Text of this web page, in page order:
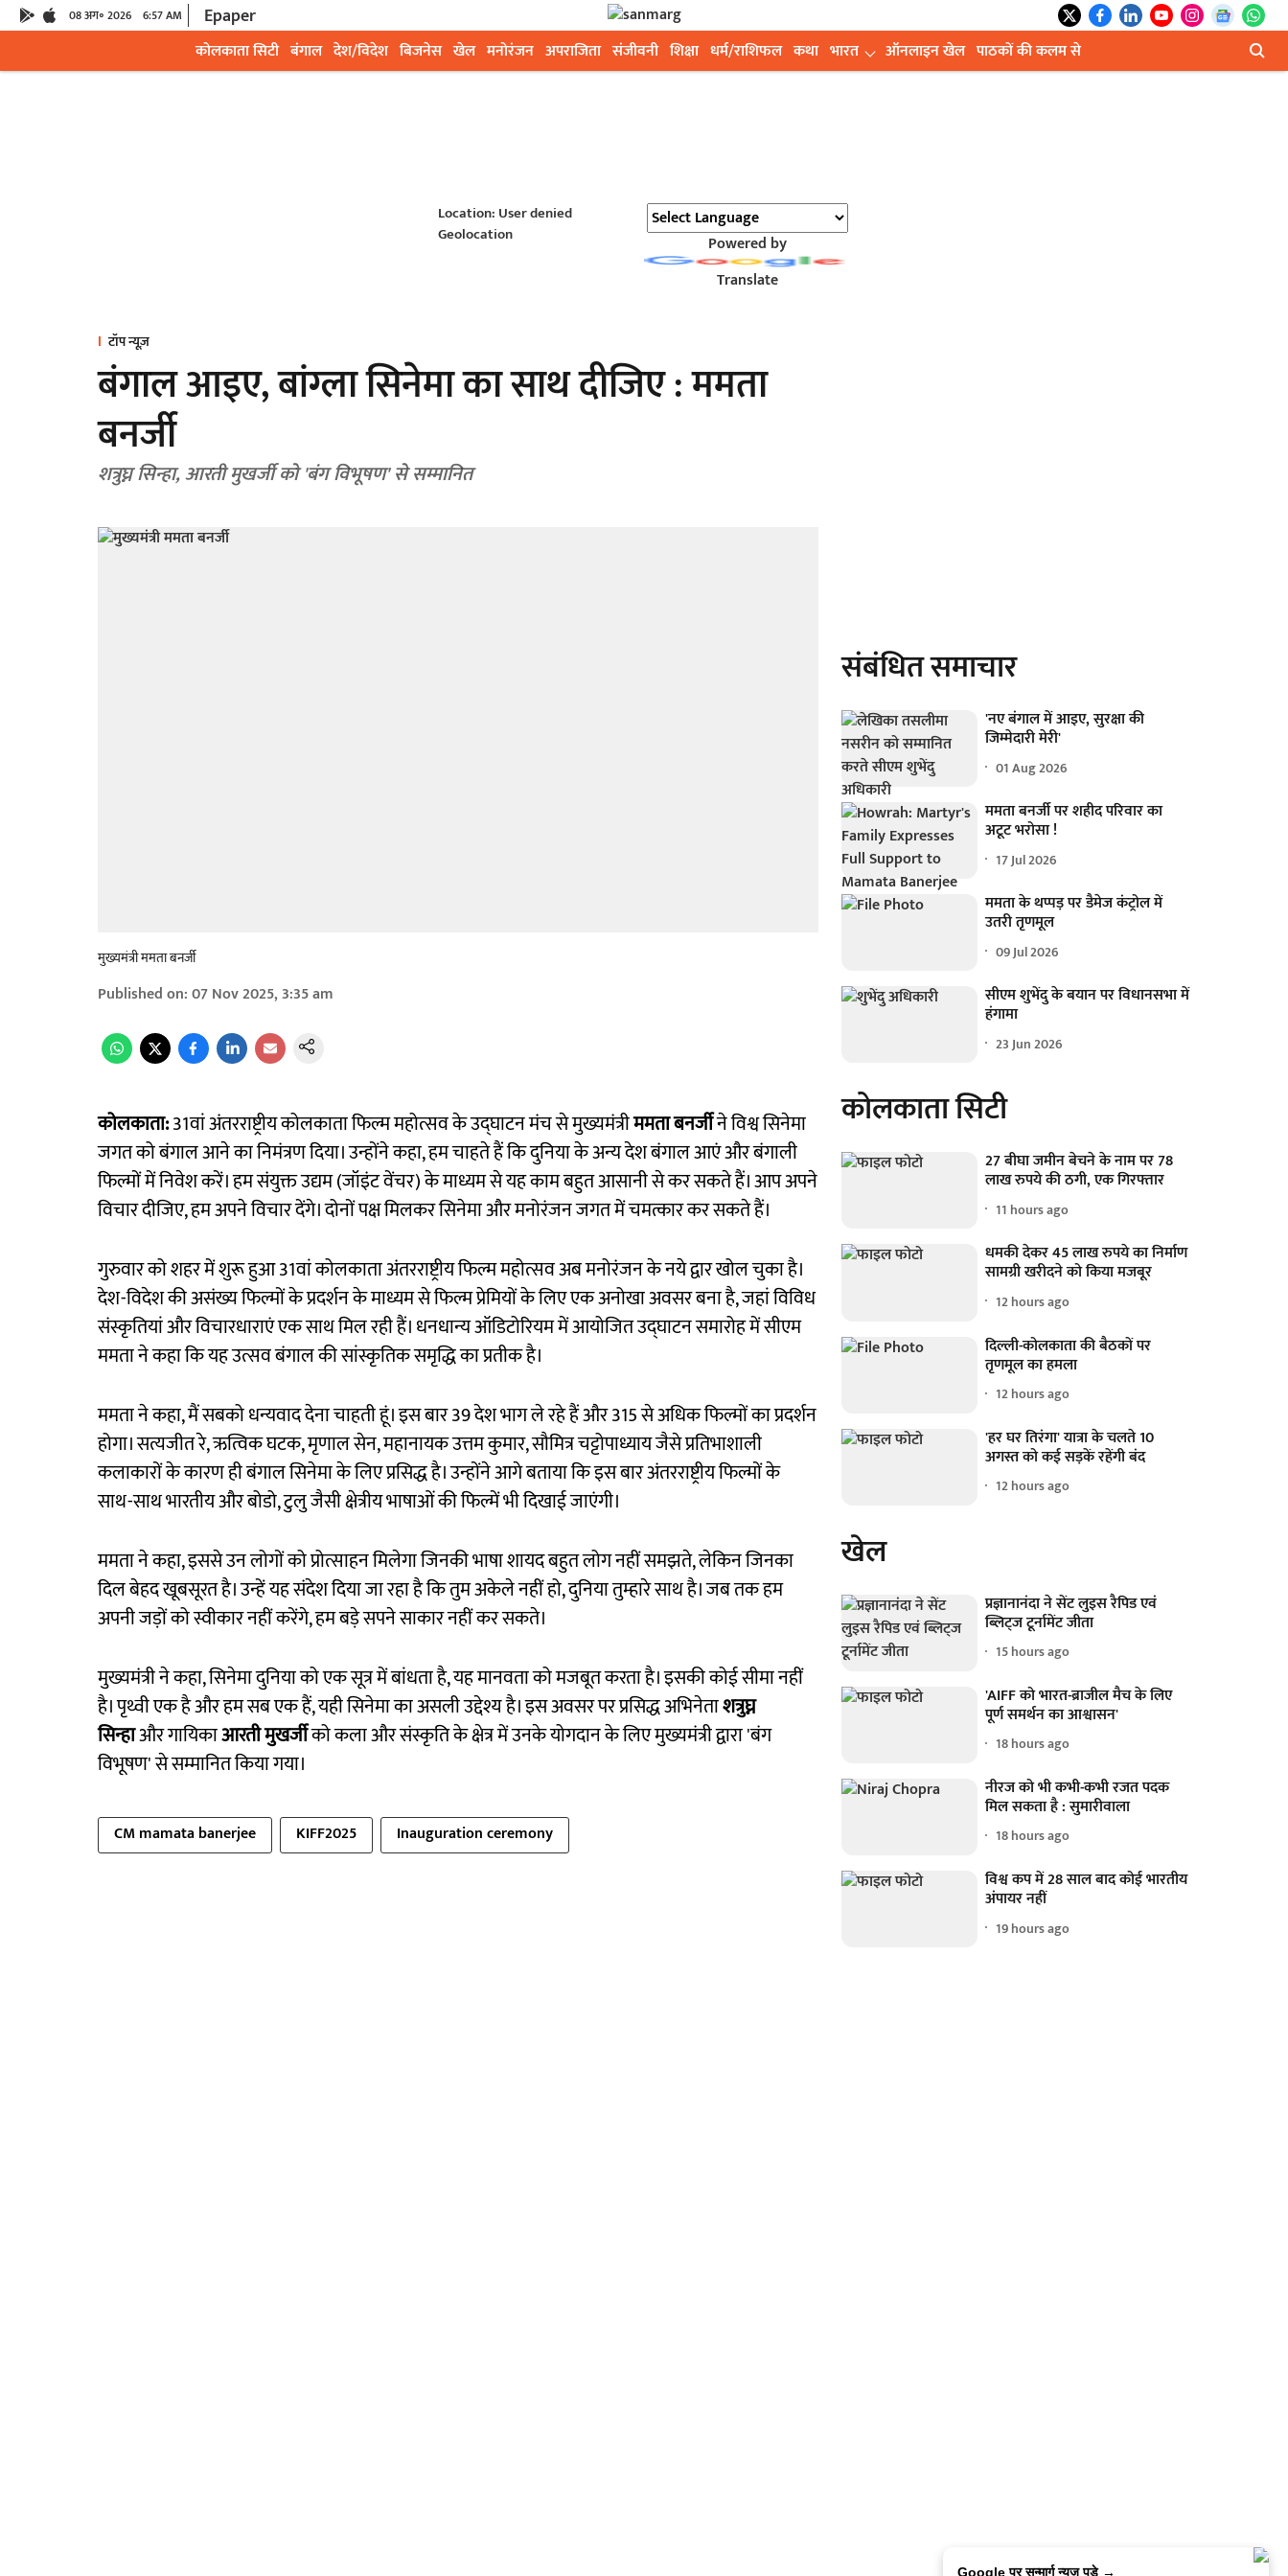
08 अग॰ 2026 6:57 AM Epaper
कोलकाता सिटी बंगाल देश/विदेश बिजनेस खेल मनोरंजन अपराजिता संजीवनी शिक्षा धर्म/राशिफल कथा भारत ऑनलाइन खेल पाठकों की कलम से
Location: User denied
Geolocation
Powered by
Translate
टॉप न्यूज़
बंगाल आइए, बांग्ला सिनेमा का साथ दीजिए : ममता
बनर्जी
शत्रुघ्न सिन्हा, आरती मुखर्जी को 'बंग विभूषण' से सम्मानित
मुख्यमंत्री ममता बनर्जी
Published on:07 Nov 2025, 3:35 am
कोलकाता:31वां अंतरराष्ट्रीय कोलकाता फिल्म महोत्सव के उद्घाटन मंच से मुख्यमंत्रीममता बनर्जीने विश्व सिनेमा
जगत को बंगाल आने का निमंत्रण दिया। उन्होंने कहा, हम चाहते हैं कि दुनिया के अन्य देश बंगाल आएं और बंगाली
फिल्मों में निवेश करें। हम संयुक्त उद्यम (जॉइंट वेंचर) के माध्यम से यह काम बहुत आसानी से कर सकते हैं। आप अपने
विचार दीजिए, हम अपने विचार देंगे। दोनों पक्ष मिलकर सिनेमा और मनोरंजन जगत में चमत्कार कर सकते हैं।
गुरुवार को शहर में शुरू हुआ 31वां कोलकाता अंतरराष्ट्रीय फिल्म महोत्सव अब मनोरंजन के नये द्वार खोल चुका है।
देश-विदेश की असंख्य फिल्मों के प्रदर्शन के माध्यम से फिल्म प्रेमियों के लिए एक अनोखा अवसर बना है, जहां विविध
संस्कृतियां और विचारधाराएं एक साथ मिल रही हैं। धनधान्य ऑडिटोरियम में आयोजित उद्घाटन समारोह में सीएम
ममता ने कहा कि यह उत्सव बंगाल की सांस्कृतिक समृद्धि का प्रतीक है।
ममता ने कहा, मैं सबको धन्यवाद देना चाहती हूं। इस बार 39 देश भाग ले रहे हैं और 315 से अधिक फिल्मों का प्रदर्शन
होगा। सत्यजीत रे, ऋत्विक घटक, मृणाल सेन, महानायक उत्तम कुमार, सौमित्र चट्टोपाध्याय जैसे प्रतिभाशाली
कलाकारों के कारण ही बंगाल सिनेमा के लिए प्रसिद्ध है। उन्होंने आगे बताया कि इस बार अंतरराष्ट्रीय फिल्मों के
साथ-साथ भारतीय और बोडो, टुलु जैसी क्षेत्रीय भाषाओं की फिल्में भी दिखाई जाएंगी।
ममता ने कहा, इससे उन लोगों को प्रोत्साहन मिलेगा जिनकी भाषा शायद बहुत लोग नहीं समझते, लेकिन जिनका
दिल बेहद खूबसूरत है। उन्हें यह संदेश दिया जा रहा है कि तुम अकेले नहीं हो, दुनिया तुम्हारे साथ है। जब तक हम
अपनी जड़ों को स्वीकार नहीं करेंगे, हम बड़े सपने साकार नहीं कर सकते।
मुख्यमंत्री ने कहा, सिनेमा दुनिया को एक सूत्र में बांधता है, यह मानवता को मजबूत करता है। इसकी कोई सीमा नहीं
है। पृथ्वी एक है और हम सब एक हैं, यही सिनेमा का असली उद्देश्य है। इस अवसर पर प्रसिद्ध अभिनेताशत्रुघ्न
सिन्हाऔर गायिकाआरती मुखर्जीको कला और संस्कृति के क्षेत्र में उनके योगदान के लिए मुख्यमंत्री द्वारा 'बंग
विभूषण' से सम्मानित किया गया।
CM mamata banerjee KIFF2025 Inauguration ceremony
संबंधित समाचार
'नए बंगाल में आइए, सुरक्षा की
जिम्मेदारी मेरी'
01 Aug 2026
ममता बनर्जी पर शहीद परिवार का
अटूट भरोसा !
17 Jul 2026
ममता के थप्पड़ पर डैमेज कंट्रोल में
उतरी तृणमूल
09 Jul 2026
सीएम शुभेंदु के बयान पर विधानसभा में
हंगामा
23 Jun 2026
कोलकाता सिटी
27 बीघा जमीन बेचने के नाम पर 78
लाख रुपये की ठगी, एक गिरफ्तार
11 hours ago
धमकी देकर 45 लाख रुपये का निर्माण
सामग्री खरीदने को किया मजबूर
12 hours ago
दिल्ली-कोलकाता की बैठकों पर
तृणमूल का हमला
12 hours ago
'हर घर तिरंगा' यात्रा के चलते 10
अगस्त को कई सड़कें रहेंगी बंद
12 hours ago
खेल
प्रज्ञानानंदा ने सेंट लुइस रैपिड एवं
ब्लिट्ज टूर्नामेंट जीता
15 hours ago
'AIFF को भारत-ब्राजील मैच के लिए
पूर्ण समर्थन का आश्वासन'
18 hours ago
नीरज को भी कभी-कभी रजत पदक
मिल सकता है : सुमारीवाला
18 hours ago
विश्व कप में 28 साल बाद कोई भारतीय
अंपायर नहीं
19 hours ago
Google पर सन्मार्ग न्यूज़ पडे →